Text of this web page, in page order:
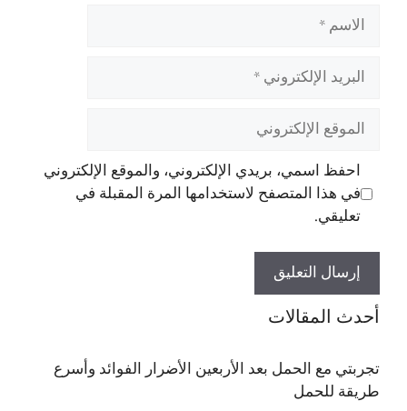
الاسم
البريد
الإلكتروني
الموقع
الإلكتروني
احفظ اسمي، بريدي الإلكتروني، والموقع الإلكتروني
في هذا المتصفح لاستخدامها المرة المقبلة في
تعليقي.
أحدث المقالات
تجربتي مع الحمل بعد الأربعين الأضرار الفوائد وأسرع
طريقة للحمل